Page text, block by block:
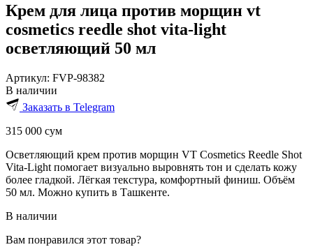
Крем для лица против морщин vt
cosmetics reedle shot vita-light
осветляющий 50 мл
Артикул: FVP-98382
В наличии
Заказать в Telegram
315 000 сум
Осветляющий крем против морщин VT Cosmetics Reedle Shot
Vita-Light помогает визуально выровнять тон и сделать кожу
более гладкой. Лёгкая текстура, комфортный финиш. Объём
50 мл. Можно купить в Ташкенте.
В наличии
Вам понравился этот товар?